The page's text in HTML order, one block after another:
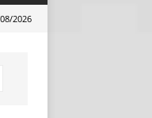
2026